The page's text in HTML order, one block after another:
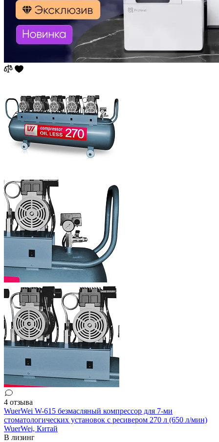
4 отзыва
WuerWei W-615 безмасляный компрессор для 7-ми
стоматологических установок с ресивером 270 л (650 л/мин)
WuerWei, Китай
В лизинг